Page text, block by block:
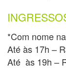
*Com nome
Até às 17h –
Até às 19h –